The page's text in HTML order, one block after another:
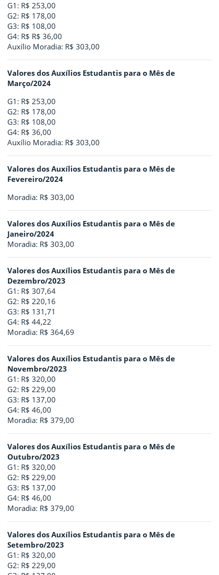
G1: R$ 253,00
G2: R$ 178,00
G3: R$ 108,00
G4: R$ R$ 36,00
Auxílio Moradia: R$ 303,00
Valores dos Auxílios Estudantis para o Mês de
Março/2024
G1: R$ 253,00
G2: R$ 178,00
G3: R$ 108,00
G4: R$ 36,00
Auxílio Moradia: R$ 303,00
Valores dos Auxílios Estudantis para o Mês de
Fevereiro/2024
Moradia: R$ 303,00
Valores dos Auxílios Estudantis para o Mês de
Janeiro/2024
Moradia: R$ 303,00
Valores dos Auxílios Estudantis para o Mês de
Dezembro/2023
G1: R$ 307,64
G2: R$ 220,16
G3: R$ 131,71
G4: R$ 44,22
Moradia: R$ 364,69
Valores dos Auxílios Estudantis para o Mês de
Novembro/2023
G1: R$ 320,00
G2: R$ 229,00
G3: R$ 137,00
G4: R$ 46,00
Moradia: R$ 379,00
Valores dos Auxílios Estudantis para o Mês de
Outubro/2023
G1: R$ 320,00
G2: R$ 229,00
G3: R$ 137,00
G4: R$ 46,00
Moradia: R$ 379,00
Valores dos Auxílios Estudantis para o Mês de
Setembro/2023
G1: R$ 320,00
G2: R$ 229,00